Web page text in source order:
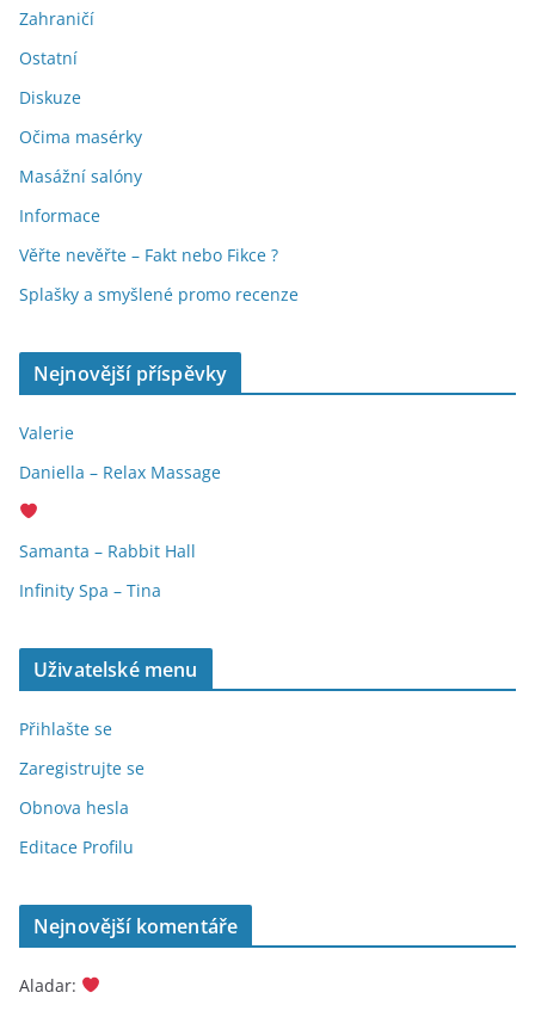
Zahraničí
Ostatní
Diskuze
Očima masérky
Masážní salóny
Informace
Věřte nevěřte – Fakt nebo Fikce ?
Splašky a smyšlené promo recenze
Nejnovější příspěvky
Valerie
Daniella – Relax Massage
Samanta – Rabbit Hall
Infinity Spa – Tina
Uživatelské menu
Přihlašte se
Zaregistrujte se
Obnova hesla
Editace Profilu
Nejnovější komentáře
Aladar: